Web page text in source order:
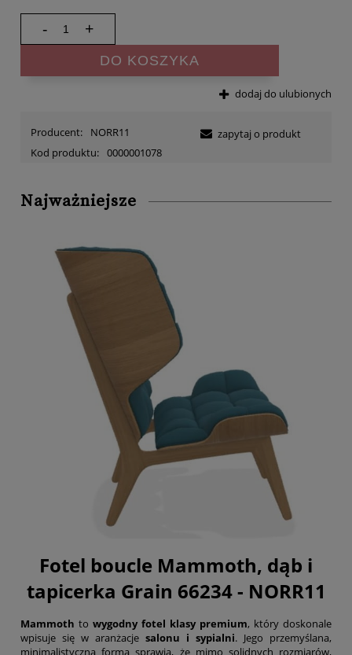
- +
DO KOSZYKA
dodaj do ulubionych
Producent:
NORR11
Kod produktu: 0000001078
zapytaj o produkt
Najważniejsze
Fotel boucle Mammoth, dąb i
tapicerka Grain 66234 - NORR11
Mammoth to wygodny fotel klasy premium, który doskonale
wpisuje się w aranżacje salonu i sypialni. Jego przemyślana,
minimalistyczna forma sprawia, że mimo solidnych rozmiarów,